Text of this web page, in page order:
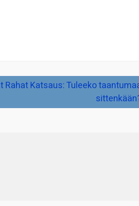
Rahat Katsaus: Tuleeko